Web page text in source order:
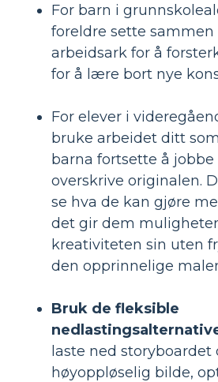
For barn i
foreldre sette sammen
arbeidsark for å
for å lære bort nye
For elever i
bruke arbeidet ditt
barna fortsette å
overskrive originalen.
se hva de kan gjøre
det gir dem
kreativiteten sin uten
den opprinnelige
Bruk de fleksible
laste ned
høyoppløselig bilde,